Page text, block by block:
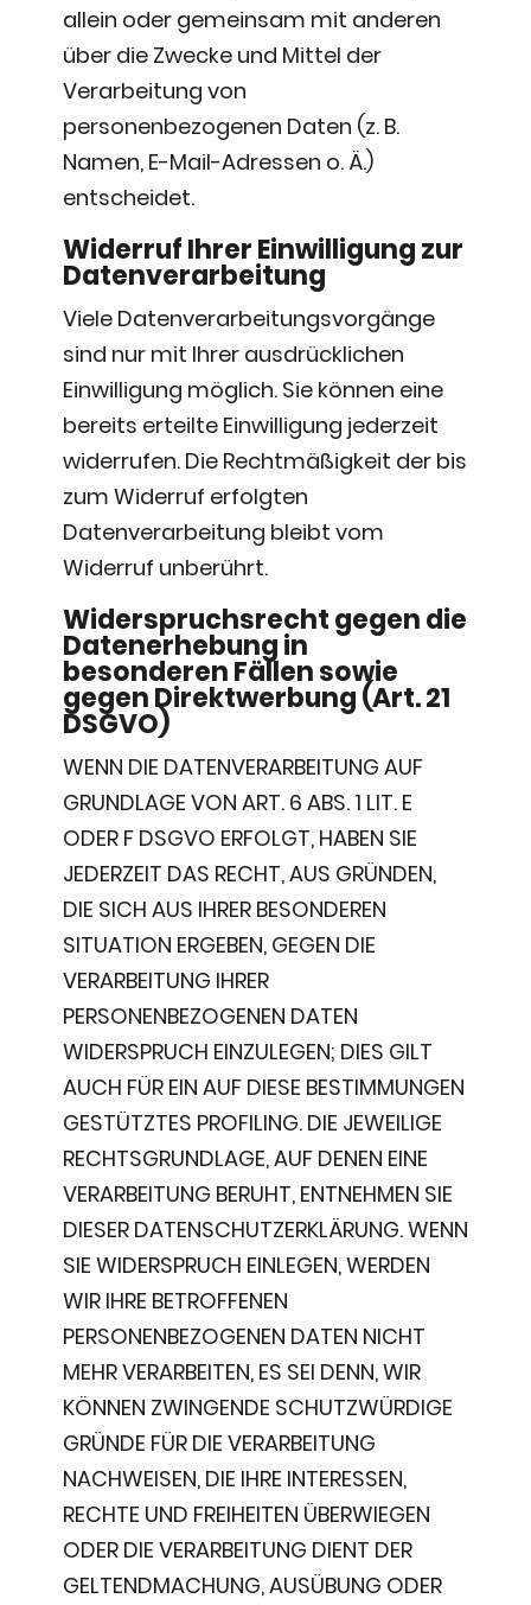
allein oder gemeinsam mit anderen
über die Zwecke und Mittel der
Verarbeitung von
personenbezogenen Daten (z. B.
Namen, E-Mail-Adressen o. Ä.)
entscheidet.
Widerruf Ihrer Einwilligung zur
Datenverarbeitung
Viele Datenverarbeitungsvorgänge
sind nur mit Ihrer ausdrücklichen
Einwilligung möglich. Sie können eine
bereits erteilte Einwilligung jederzeit
widerrufen. Die Rechtmäßigkeit der bis
zum Widerruf erfolgten
Datenverarbeitung bleibt vom
Widerruf unberührt.
Widerspruchsrecht gegen die
Datenerhebung in
besonderen Fällen sowie
gegen Direktwerbung (Art. 21
DSGVO)
WENN DIE DATENVERARBEITUNG AUF
GRUNDLAGE VON ART. 6 ABS. 1 LIT. E
ODER F DSGVO ERFOLGT, HABEN SIE
JEDERZEIT DAS RECHT, AUS GRÜNDEN,
DIE SICH AUS IHRER BESONDEREN
SITUATION ERGEBEN, GEGEN DIE
VERARBEITUNG IHRER
PERSONENBEZOGENEN DATEN
WIDERSPRUCH EINZULEGEN; DIES GILT
AUCH FÜR EIN AUF DIESE BESTIMMUNGEN
GESTÜTZTES PROFILING. DIE JEWEILIGE
RECHTSGRUNDLAGE, AUF DENEN EINE
VERARBEITUNG BERUHT, ENTNEHMEN SIE
DIESER DATENSCHUTZERKLÄRUNG. WENN
SIE WIDERSPRUCH EINLEGEN, WERDEN
WIR IHRE BETROFFENEN
PERSONENBEZOGENEN DATEN NICHT
MEHR VERARBEITEN, ES SEI DENN, WIR
KÖNNEN ZWINGENDE SCHUTZWÜRDIGE
GRÜNDE FÜR DIE VERARBEITUNG
NACHWEISEN, DIE IHRE INTERESSEN,
RECHTE UND FREIHEITEN ÜBERWIEGEN
ODER DIE VERARBEITUNG DIENT DER
GELTENDMACHUNG, AUSÜBUNG ODER